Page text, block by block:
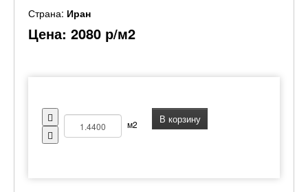
Страна: Иран
Цена: 2080 р/м2
м2 В корзину